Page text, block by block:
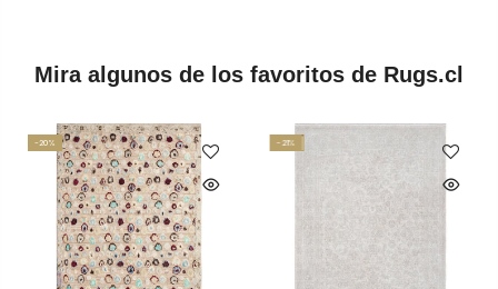
Mira algunos de los favoritos de Rugs.cl
-20% -21%